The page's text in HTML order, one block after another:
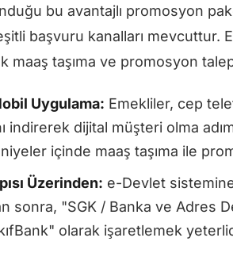
bu avantajlı promosyon
başvuru kanalları mevcuttur.
maaş taşıma ve promosyon
Uygulama: Emekliler, cep
indirerek dijital müşteri olma
içinde maaş taşıma ile
Üzerinden: e-Devlet
sonra, "SGK / Banka ve Adres
olarak işaretlemek